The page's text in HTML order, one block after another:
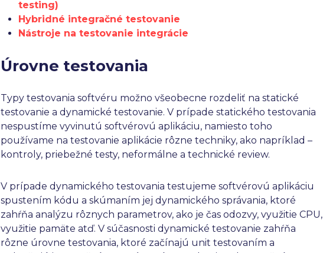
testing)
Hybridné integračné testovanie
Nástroje na testovanie integrácie
Úrovne testovania
Typy testovania softvéru možno všeobecne rozdeliť na statické
testovanie a dynamické testovanie. V prípade statického testovania
nespustíme vyvinutú softvérovú aplikáciu, namiesto toho
používame na testovanie aplikácie rôzne techniky, ako napríklad –
kontroly, priebežné testy, neformálne a technické review.
V prípade dynamického testovania testujeme softvérovú aplikáciu
spustením kódu a skúmaním jej dynamického správania, ktoré
zahŕňa analýzu rôznych parametrov, ako je čas odozvy, využitie CPU,
využitie pamäte atď. V súčasnosti dynamické testovanie zahŕňa
rôzne úrovne testovania, ktoré začínajú unit testovaním a